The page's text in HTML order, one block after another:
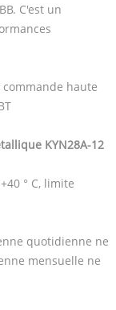
C'est un
commande haute
KYN28A-12
° C, limite
quotidienne ne
mensuelle ne